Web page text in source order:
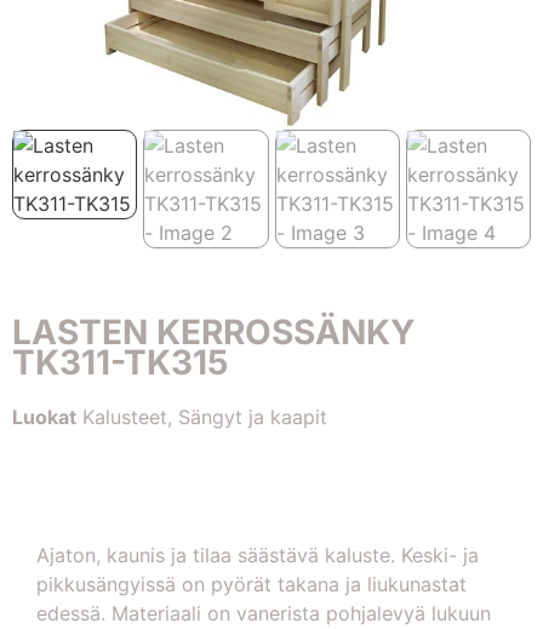
LASTEN KERROSSÄNKY
TK311-TK315
Luokat Kalusteet, Sängyt ja kaapit
Ajaton, kaunis ja tilaa säästävä kaluste. Keski- ja
pikkusängyissä on pyörät takana ja liukunastat
edessä. Materiaali on vanerista pohjalevyä lukuun